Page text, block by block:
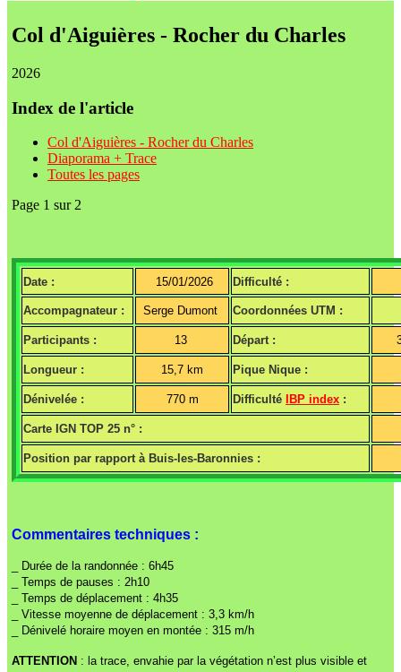
Col d'Aiguières - Rocher du Charles
2026
Index de l'article
Col d'Aiguières - Rocher du Charles
Diaporama + Trace
Toutes les pages
Page 1 sur 2
Date : 15/01/2026 Difficulté :
Accompagnateur : Serge Dumont Coordonnées UTM :
Participants : 13 Départ :
Longueur : 15,7 km Pique Nique :
Dénivelée : 770 m Difficulté IBP index :
Carte IGN TOP 25 n° :
Position par rapport à Buis-les-Baronnies :
Commentaires techniques :
_ Durée de la randonnée : 6h45
_ Temps de pauses : 2h10
_ Temps de déplacement : 4h35
_ Vitesse moyenne de déplacement : 3,3 km/h
_ Dénivelé horaire moyen en montée : 315 m/h
ATTENTION : la trace, envahie par la végétation n’est plus visible et